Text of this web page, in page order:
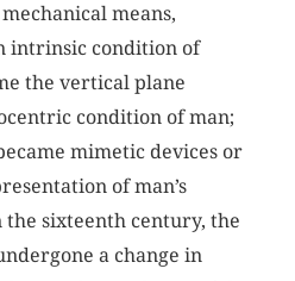
means,
intrinsic condition of
the vertical plane
condition of man;
mimetic devices or
of man’s
the sixteenth century, the
a change in